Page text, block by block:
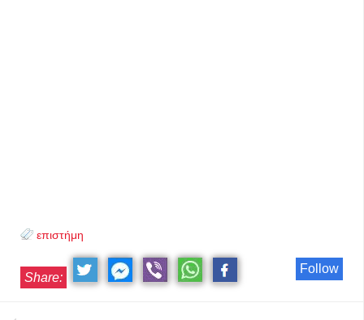
επιστήμη
Follow
Share: